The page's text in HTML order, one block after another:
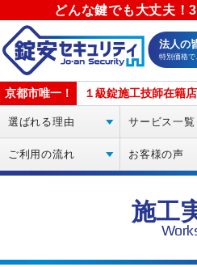
どんな鍵でも大丈夫！
法人の
特別価格で
京都市唯一！ １級錠施工技師在籍
選ばれる理由 サービス一覧
ご利用の流れ お客様の声
施工